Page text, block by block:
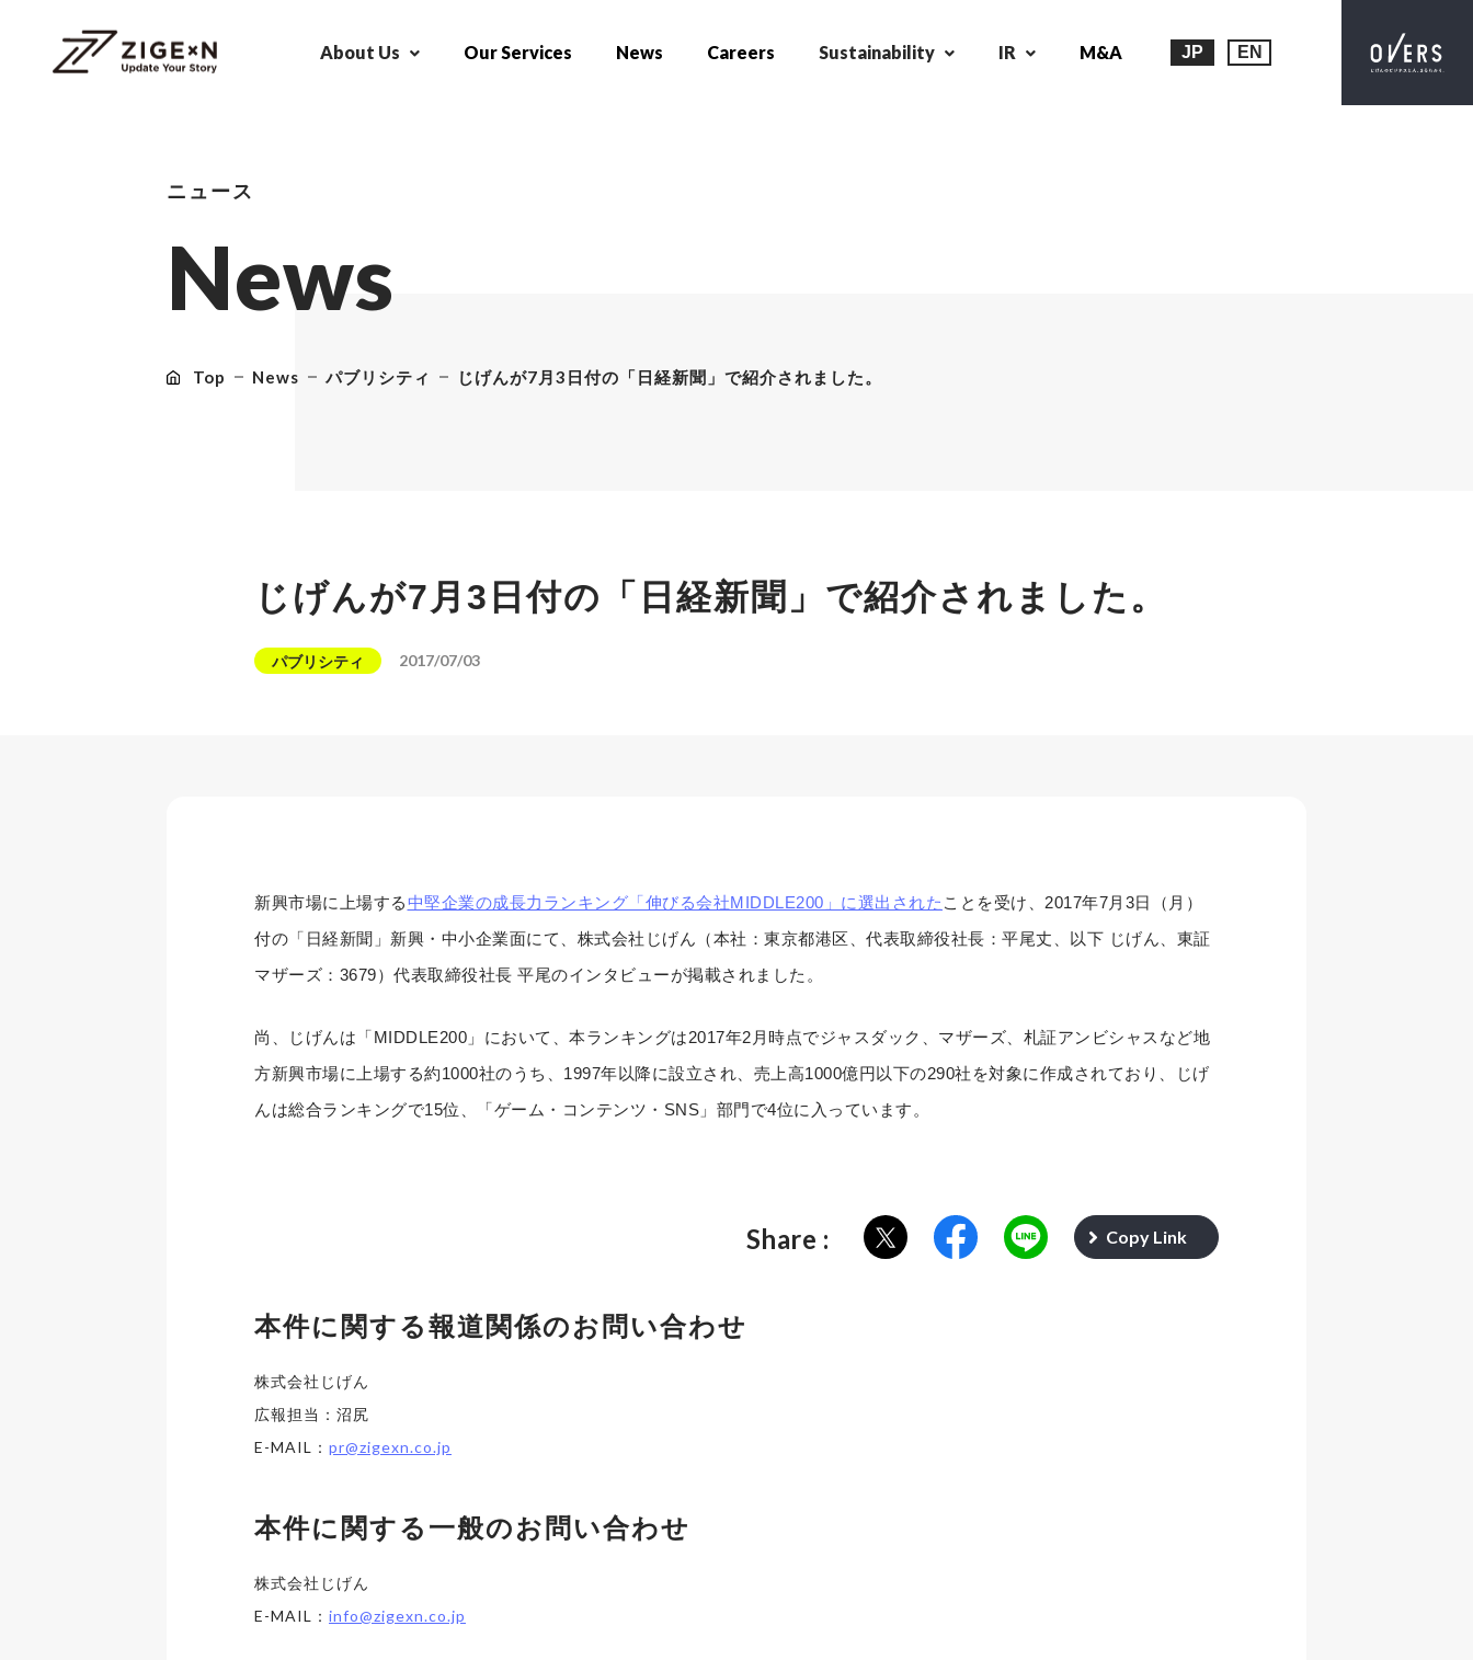
About Us Our Services News Careers Sustainability IR M&A JP EN
ニュース
News
Top News パブリシティ じげんが7月3日付の「日経新聞」で紹介されました。
じげんが7月3日付の「日経新聞」で紹介されました。
パブリシティ 2017/07/03
新興市場に上場する中堅企業の成長力ランキング「伸びる会社MIDDLE200」に選出された ことを受け、2017年7月3日（月）
付の「日経新聞」新興・中小企業面にて、株式会社じげん（本社：東京都港区、代表取締役社長：平尾丈、以下 じげん、東証
マザーズ：3679）代表取締役社長 平尾のインタビューが掲載されました。
尚、じげんは「MIDDLE200」において、本ランキングは2017年2月時点でジャスダック、マザーズ、札証アンビシャスなど地
方新興市場に上場する約1000社のうち、1997年以降に設立され、売上高1000億円以下の290社を対象に作成されており、じげ
んは総合ランキングで15位、「ゲーム・コンテンツ・SNS」部門で4位に入っています。
Share : Copy Link
本件に関する報道関係のお問い合わせ
株式会社じげん
広報担当：沼尻
E-MAIL： pr@zigexn.co.jp
本件に関する一般のお問い合わせ
株式会社じげん
E-MAIL： info@zigexn.co.jp